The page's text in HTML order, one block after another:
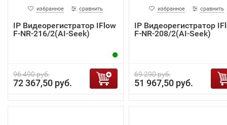
избранное сравнить
IP Видеорегистратор IFlow
F-NR-216/2(AI-Seek)
96 490 руб.
72 367,50 руб.
избранное сравнить
IP Видеорегистратор
F-NR-208/2(AI-Seek)
69 290 руб.
51 967,50 руб.